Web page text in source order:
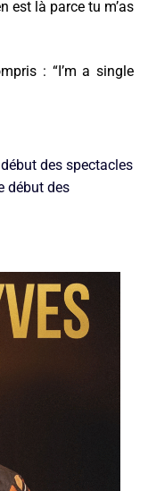
est là parce tu m’as
: “I’m a single
des spectacles
début des